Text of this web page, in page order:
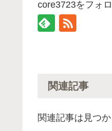
core3723をフォ
関連記事
関連記事は見つ